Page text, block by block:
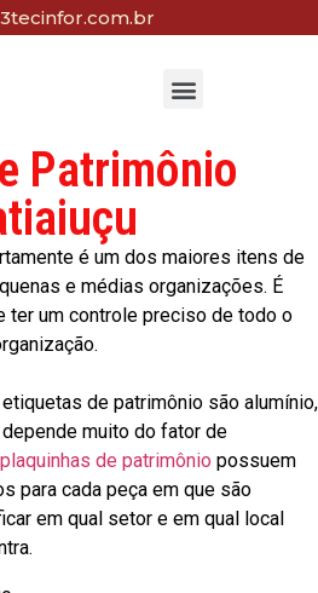
Patrimônio
é um dos maiores itens de
e médias organizações. É
ter um controle preciso de todo o
de patrimônio são alumínio,
muito do fator de
plaquinhas de patrimônio possuem
para cada peça em que são
em qual setor e em qual local